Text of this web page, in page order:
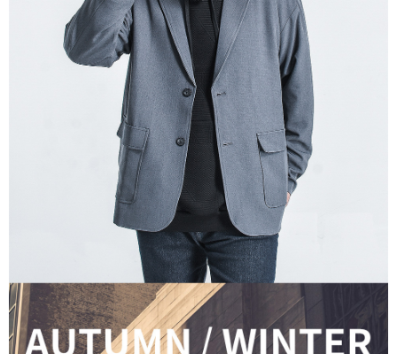
請求用戶進行身份認證。
５．嚴禁一人註冊多個帳號或使用他人資訊註冊。若發現惡意使用之情形，
恩沛科技股份有限公司將有權停止該用戶之使用額度並採取法律行動。